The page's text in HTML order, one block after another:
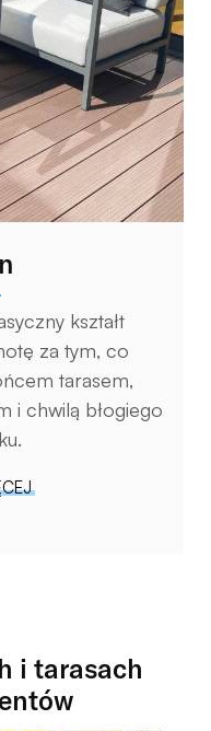
kształt
za tym, co
tarasem,
i chwilą błogiego
i tarasach